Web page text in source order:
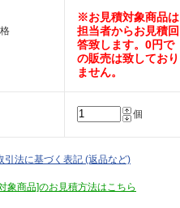
※お見積対象商品は
担当者からお見積回
答致します。0円で
の販売は致しており
ません。
個
引法に基づく表記 (返品など)
象商品]のお見積方法はこちら